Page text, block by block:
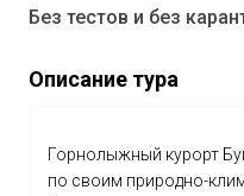
Без тестов и без
Описание тура
Горнолыжный курорт
по своим природно-